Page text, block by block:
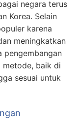
negara terus
Korea. Selain
karena
meningkatkan
pengembangan
metode, baik di
sesuai untuk